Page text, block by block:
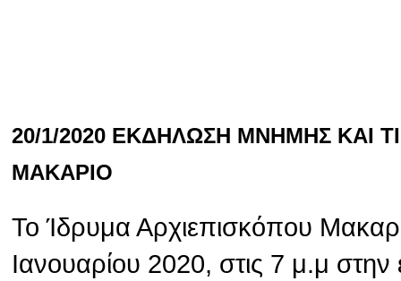
20/1/2020 ΕΚΔΗΛΩΣΗ ΜΝΗΜΗΣ ΚΑΙ
ΜΑΚΑΡΙΟ
Το Ίδρυμα Αρχιεπισκόπου
Ιανουαρίου 2020, στις 7 μ.μ